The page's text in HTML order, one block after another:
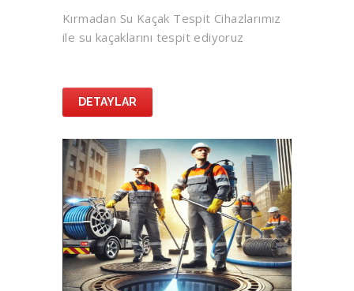
Kırmadan Su Kaçak Tespit Cihazlarımız
ile su kaçaklarını tespit ediyoruz
DETAYLAR